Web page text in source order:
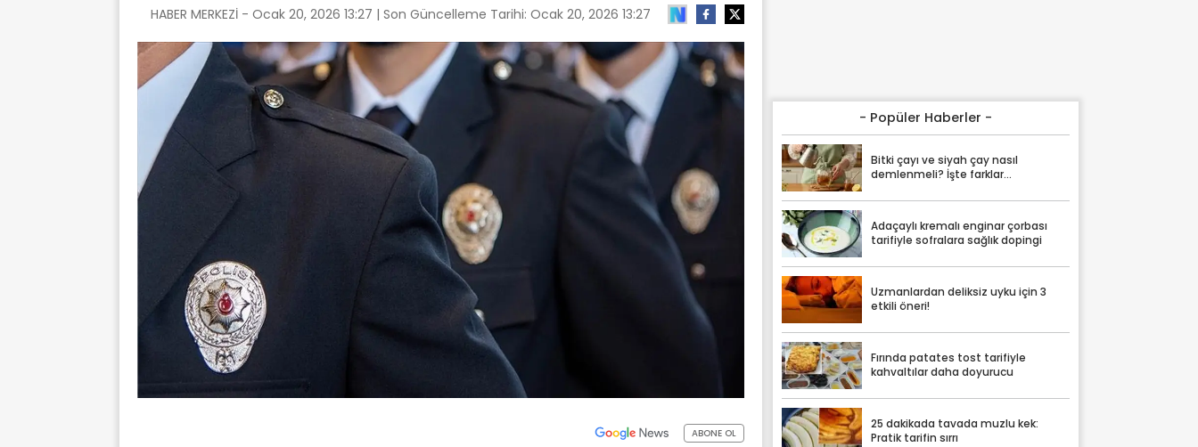
HABER MERKEZİ - Ocak 20, 2026 13:27 | Son Güncelleme Tarihi: Ocak 20, 2026 13:27
ABONE OL
- Popüler Haberler -
Bitki çayı ve siyah çay nasıl
demlenmeli? İşte farklar...
Adaçaylı kremalı enginar çorbası
tarifiyle sofralara sağlık dopingi
Uzmanlardan deliksiz uyku için 3
etkili öneri!
Fırında patates tost tarifiyle
kahvaltılar daha doyurucu
25 dakikada tavada muzlu kek:
Pratik tarifin sırrı